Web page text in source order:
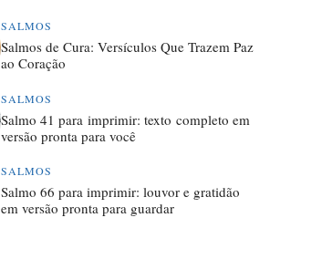
SALMOS
Salmos de Cura: Versículos Que Trazem Paz
ao Coração
SALMOS
Salmo 41 para imprimir: texto completo em
versão pronta para você
SALMOS
Salmo 66 para imprimir: louvor e gratidão
em versão pronta para guardar